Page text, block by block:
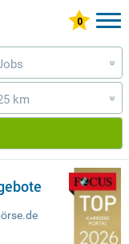
»
km »